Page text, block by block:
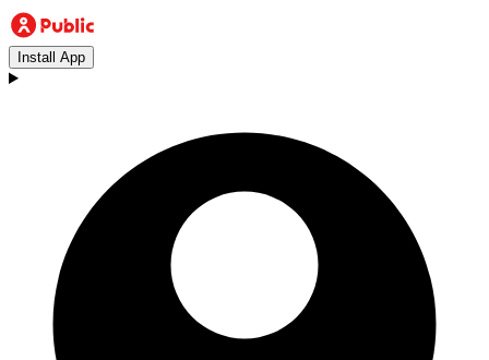
Install App